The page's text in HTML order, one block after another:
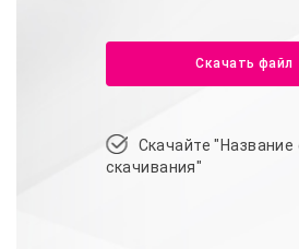
Скачать файл
Скачайте
скачивания"